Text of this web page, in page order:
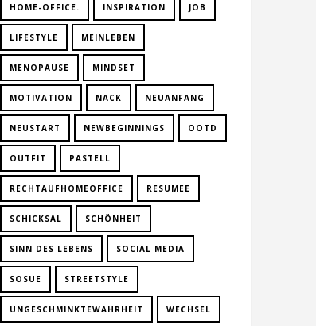
HOME-OFFICE. INSPIRATION JOB
LIFESTYLE MEINLEBEN
MENOPAUSE MINDSET
MOTIVATION NACK NEUANFANG
NEUSTART NEWBEGINNINGS OOTD
OUTFIT PASTELL
RECHTAUFHOMEOFFICE RESUMEE
SCHICKSAL SCHÖNHEIT
SINN DES LEBENS SOCIAL MEDIA
SOSUE STREETSTYLE
UNGESCHMINKTEWAHRHEIT WECHSEL